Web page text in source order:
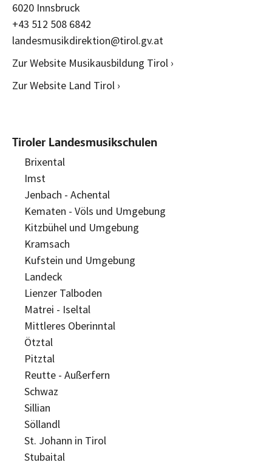
6020 Innsbruck
+43 512 508 6842
landesmusikdirektion@tirol.gv.at
Zur Website Musikausbildung Tirol ›
Zur Website Land Tirol ›
Tiroler Landesmusikschulen
Brixental
Imst
Jenbach - Achental
Kematen - Völs und Umgebung
Kitzbühel und Umgebung
Kramsach
Kufstein und Umgebung
Landeck
Lienzer Talboden
Matrei - Iseltal
Mittleres Oberinntal
Ötztal
Pitztal
Reutte - Außerfern
Schwaz
Sillian
Söllandl
St. Johann in Tirol
Stubaital